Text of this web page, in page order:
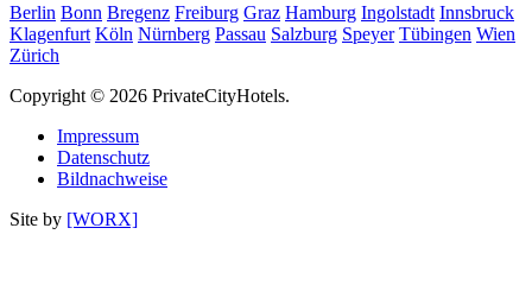
Berlin Bonn Bregenz Freiburg Graz Hamburg Ingolstadt Innsbruck
Klagenfurt Köln Nürnberg Passau Salzburg Speyer Tübingen Wien
Zürich
Copyright © 2026 PrivateCityHotels.
Impressum
Datenschutz
Bildnachweise
Site by [WORX]